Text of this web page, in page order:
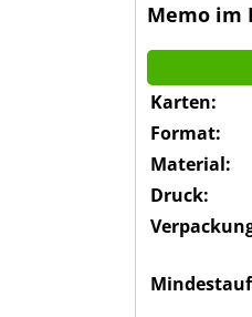
Memo im
Karten:
Format:
Material:
Druck: